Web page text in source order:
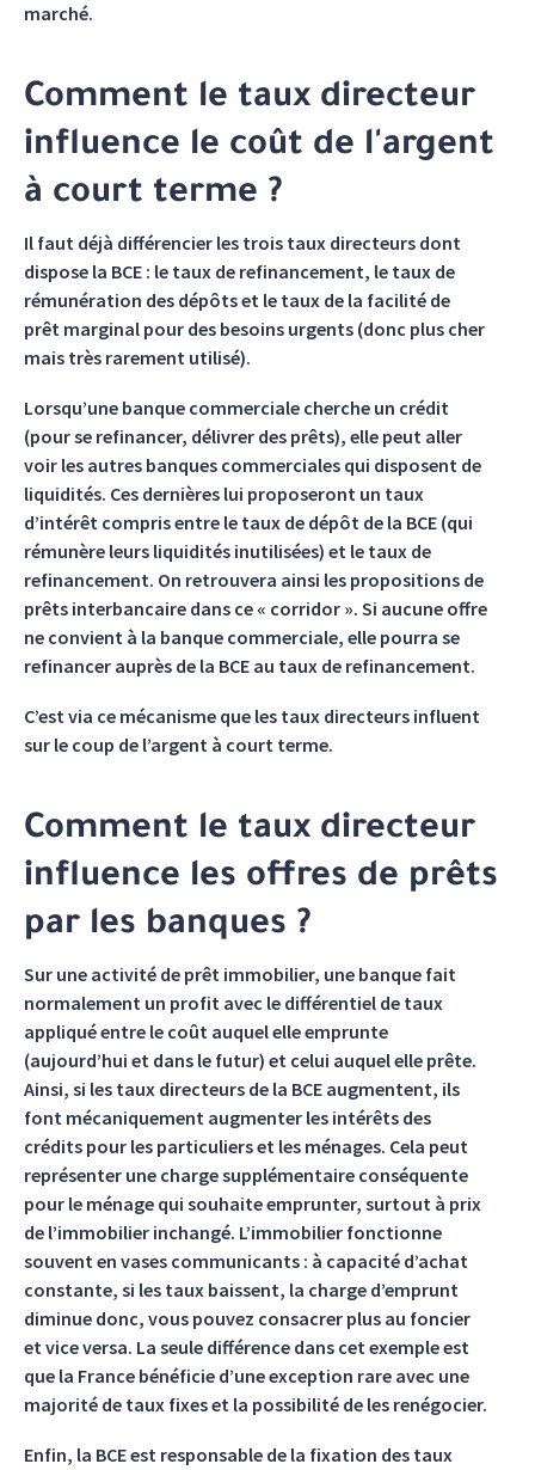
marché.
Comment le taux directeur
influence le coût de l'argent
à court terme ?
Il faut déjà différencier les trois taux directeurs dont
dispose la BCE : le taux de refinancement, le taux de
rémunération des dépôts et le taux de la facilité de
prêt marginal pour des besoins urgents (donc plus cher
mais très rarement utilisé).
Lorsqu’une banque commerciale cherche un crédit
(pour se refinancer, délivrer des prêts), elle peut aller
voir les autres banques commerciales qui disposent de
liquidités. Ces dernières lui proposeront un taux
d’intérêt compris entre le taux de dépôt de la BCE (qui
rémunère leurs liquidités inutilisées) et le taux de
refinancement. On retrouvera ainsi les propositions de
prêts interbancaire dans ce « corridor ». Si aucune offre
ne convient à la banque commerciale, elle pourra se
refinancer auprès de la BCE au taux de refinancement.
C’est via ce mécanisme que les taux directeurs influent
sur le coup de l’argent à court terme.
Comment le taux directeur
influence les offres de prêts
par les banques ?
Sur une activité de prêt immobilier, une banque fait
normalement un profit avec le différentiel de taux
appliqué entre le coût auquel elle emprunte
(aujourd’hui et dans le futur) et celui auquel elle prête.
Ainsi, si les taux directeurs de la BCE augmentent, ils
font mécaniquement augmenter les intérêts des
crédits pour les particuliers et les ménages. Cela peut
représenter une charge supplémentaire conséquente
pour le ménage qui souhaite emprunter, surtout à prix
de l’immobilier inchangé. L’immobilier fonctionne
souvent en vases communicants : à capacité d’achat
constante, si les taux baissent, la charge d’emprunt
diminue donc, vous pouvez consacrer plus au foncier
et vice versa. La seule différence dans cet exemple est
que la France bénéficie d’une exception rare avec une
majorité de taux fixes et la possibilité de les renégocier.
Enfin, la BCE est responsable de la fixation des taux